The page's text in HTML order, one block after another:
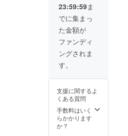
23:59:59ま
でに集まっ
た金額が
ファンディ
ングされま
す。
支援に関するよ
くある質問
手数料はいく
らかかります
か？